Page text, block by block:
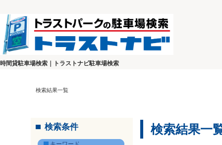
時間貸駐車場検索｜トラストナビ駐車場検索
検索結果一覧
検索条件 検索結果一